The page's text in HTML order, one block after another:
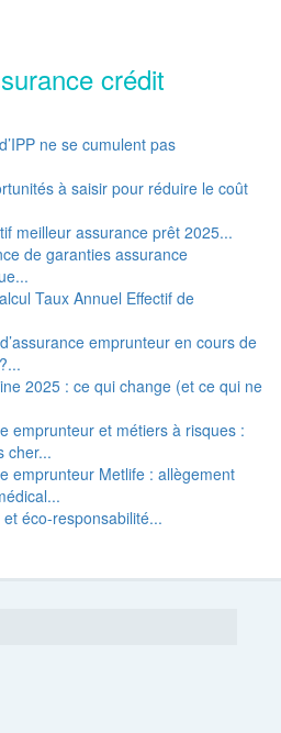
crédit
ne se cumulent pas
à saisir pour réduire le coût
meilleur assurance prêt 2025...
de garanties assurance
Taux Annuel Effectif de
emprunteur en cours de
2025 : ce qui change (et ce qui ne
emprunteur et métiers à risques :
cher...
emprunteur Metlife : allègement
éco-responsabilité...